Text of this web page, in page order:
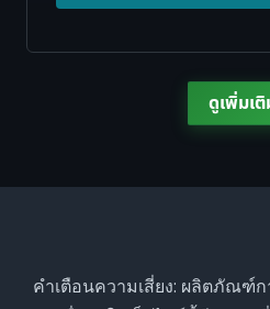
ดูเพิ่มเ
คำเตือนความเสี่ยง: ผลิตภัณฑ์